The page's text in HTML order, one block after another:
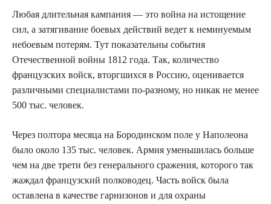
Любая длительная кампания — это война на истощение
сил, а затягивание боевых действий ведет к неминуемым
небоевым потерям. Тут показательны события
Отечественной войны 1812 года. Так, количество
французских войск, вторгшихся в Россию, оценивается
различными специалистами по-разному, но никак не менее
500 тыс. человек.
Через полтора месяца на Бородинском поле у Наполеона
было около 135 тыс. человек. Армия уменьшилась больше
чем на две трети без генерального сражения, которого так
жаждал французский полководец. Часть войск была
оставлена в качестве гарнизонов и для охраны